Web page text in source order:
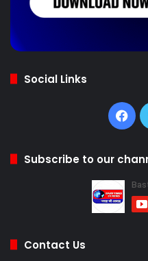
Social Links
Subscribe to our
Contact Us